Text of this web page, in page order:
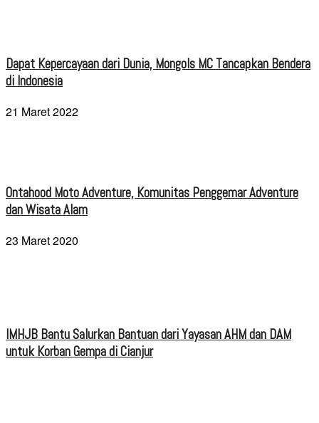
Dapat Kepercayaan dari Dunia, Mongols MC Tancapkan Bendera
di Indonesia
21 Maret 2022
Ontahood Moto Adventure, Komunitas Penggemar Adventure
dan Wisata Alam
23 Maret 2020
IMHJB Bantu Salurkan Bantuan dari Yayasan AHM dan DAM
untuk Korban Gempa di Cianjur